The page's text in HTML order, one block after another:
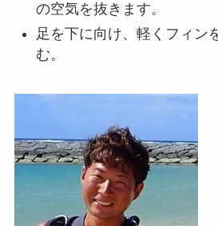
の空気を抜きます。
足を下に向け、軽くフィン
む。